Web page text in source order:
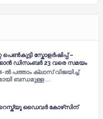
സ്കോളർഷിപ്പ് –
ഡിസംബർ 23 വരെ സമയം
പത്താം ക്ലാസ് വിജയിച്ച്
ബന്ധമുള്ള …
റെസ്ക്യൂ ഡൈവർ കോഴ്‌സിന്